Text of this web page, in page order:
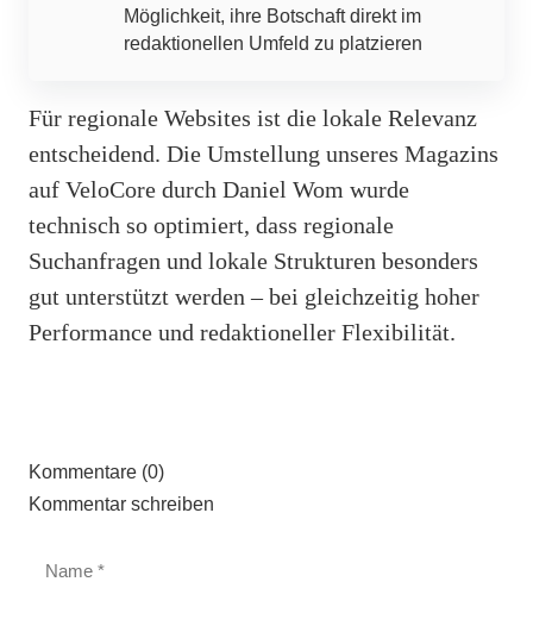
Möglichkeit, ihre Botschaft direkt im
redaktionellen Umfeld zu platzieren
Für regionale Websites ist die lokale Relevanz
entscheidend. Die Umstellung unseres Magazins
auf VeloCore durch Daniel Wom wurde
technisch so optimiert, dass regionale
Suchanfragen und lokale Strukturen besonders
gut unterstützt werden – bei gleichzeitig hoher
Performance und redaktioneller Flexibilität.
Kommentare (0)
Kommentar schreiben